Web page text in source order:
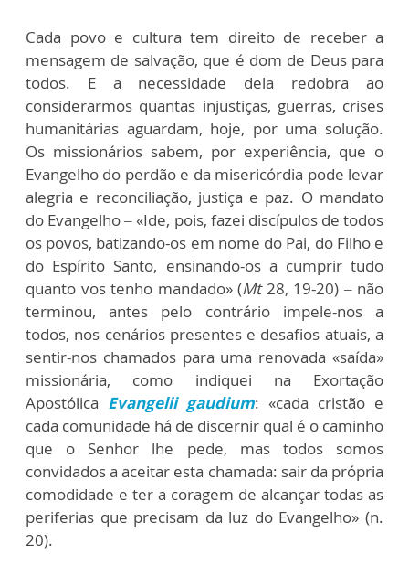
Cada povo e cultura tem direito de receber a
mensagem de salvação, que é dom de Deus para
todos. E a necessidade dela redobra ao
considerarmos quantas injustiças, guerras, crises
humanitárias aguardam, hoje, por uma solução.
Os missionários sabem, por experiência, que o
Evangelho do perdão e da misericórdia pode levar
alegria e reconciliação, justiça e paz. O mandato
do Evangelho – «Ide, pois, fazei discípulos de todos
os povos, batizando-os em nome do Pai, do Filho e
do Espírito Santo, ensinando-os a cumprir tudo
quanto vos tenho mandado» (Mt 28, 19-20) – não
terminou, antes pelo contrário impele-nos a
todos, nos cenários presentes e desafios atuais, a
sentir-nos chamados para uma renovada «saída»
missionária, como indiquei na Exortação
Apostólica Evangelii gaudium: «cada cristão e
cada comunidade há de discernir qual é o caminho
que o Senhor lhe pede, mas todos somos
convidados a aceitar esta chamada: sair da própria
comodidade e ter a coragem de alcançar todas as
periferias que precisam da luz do Evangelho» (n.
20).